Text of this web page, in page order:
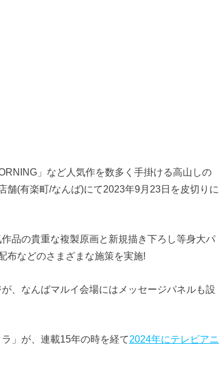
」など人気作を数多く手掛ける高山しの
(有楽町/なんば)にて2023年9月23日を皮切りに
品の貴重な複製原画と新規描き下ろし等身大パ
布などのさまざまな施策を実施!
、なんばマルイ会場にはメッセージパネルも設
」が、連載15年の時を経て2024年にテレビアニ